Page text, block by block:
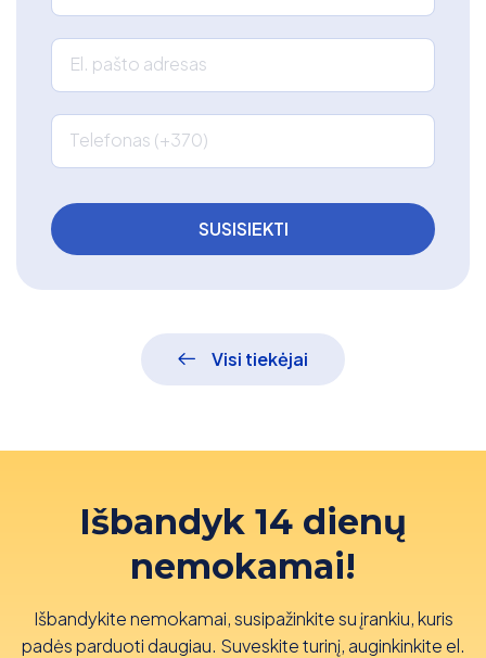
El. pašto adresas
Telefonas (+370)
Visi tiekėjai
Išbandyk 14 dienų
nemokamai!
Išbandykite nemokamai, susipažinkite su įrankiu, kuris
padės parduoti daugiau. Suveskite turinį, auginkinkite el.